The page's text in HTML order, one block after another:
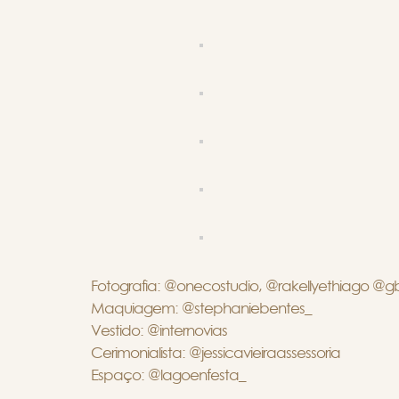
Fotografia: @onecostudio, @rakellyethiago
Maquiagem: @stephaniebentes_
Vestido: @internovias
Cerimonialista: @jessicavieiraassessoria
Espaço: @lagoenfesta_